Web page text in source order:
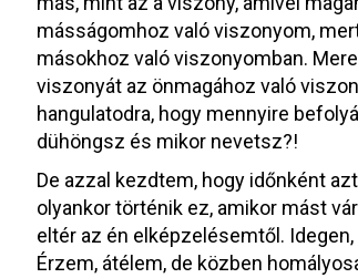
másságomhoz való viszonyom,
másokhoz való viszonyomban.
viszonyát az önmagához való
hangulatodra, hogy mennyire
dühöngsz és mikor nevetsz?!
De azzal kezdtem, hogy időnként
olyankor történik ez, amikor mást
eltér az én elképzelésemtől.
Érzem, átélem, de közben